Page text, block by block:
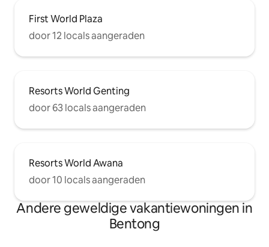
First World Plaza
door 12 locals aangeraden
Resorts World Genting
door 63 locals aangeraden
Resorts World Awana
door 10 locals aangeraden
Andere geweldige vakantiewoningen in
Bentong